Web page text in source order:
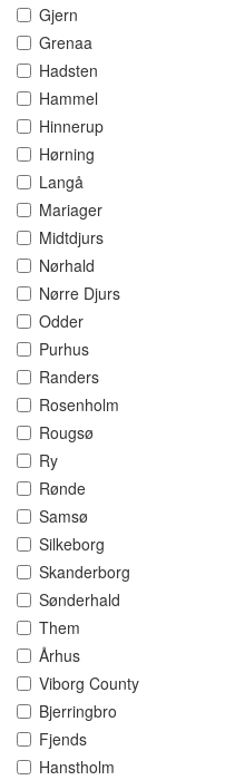
Gjern
Grenaa
Hadsten
Hammel
Hinnerup
Hørning
Langå
Mariager
Midtdjurs
Nørhald
Nørre Djurs
Odder
Purhus
Randers
Rosenholm
Rougsø
Ry
Rønde
Samsø
Silkeborg
Skanderborg
Sønderhald
Them
Århus
Viborg County
Bjerringbro
Fjends
Hanstholm